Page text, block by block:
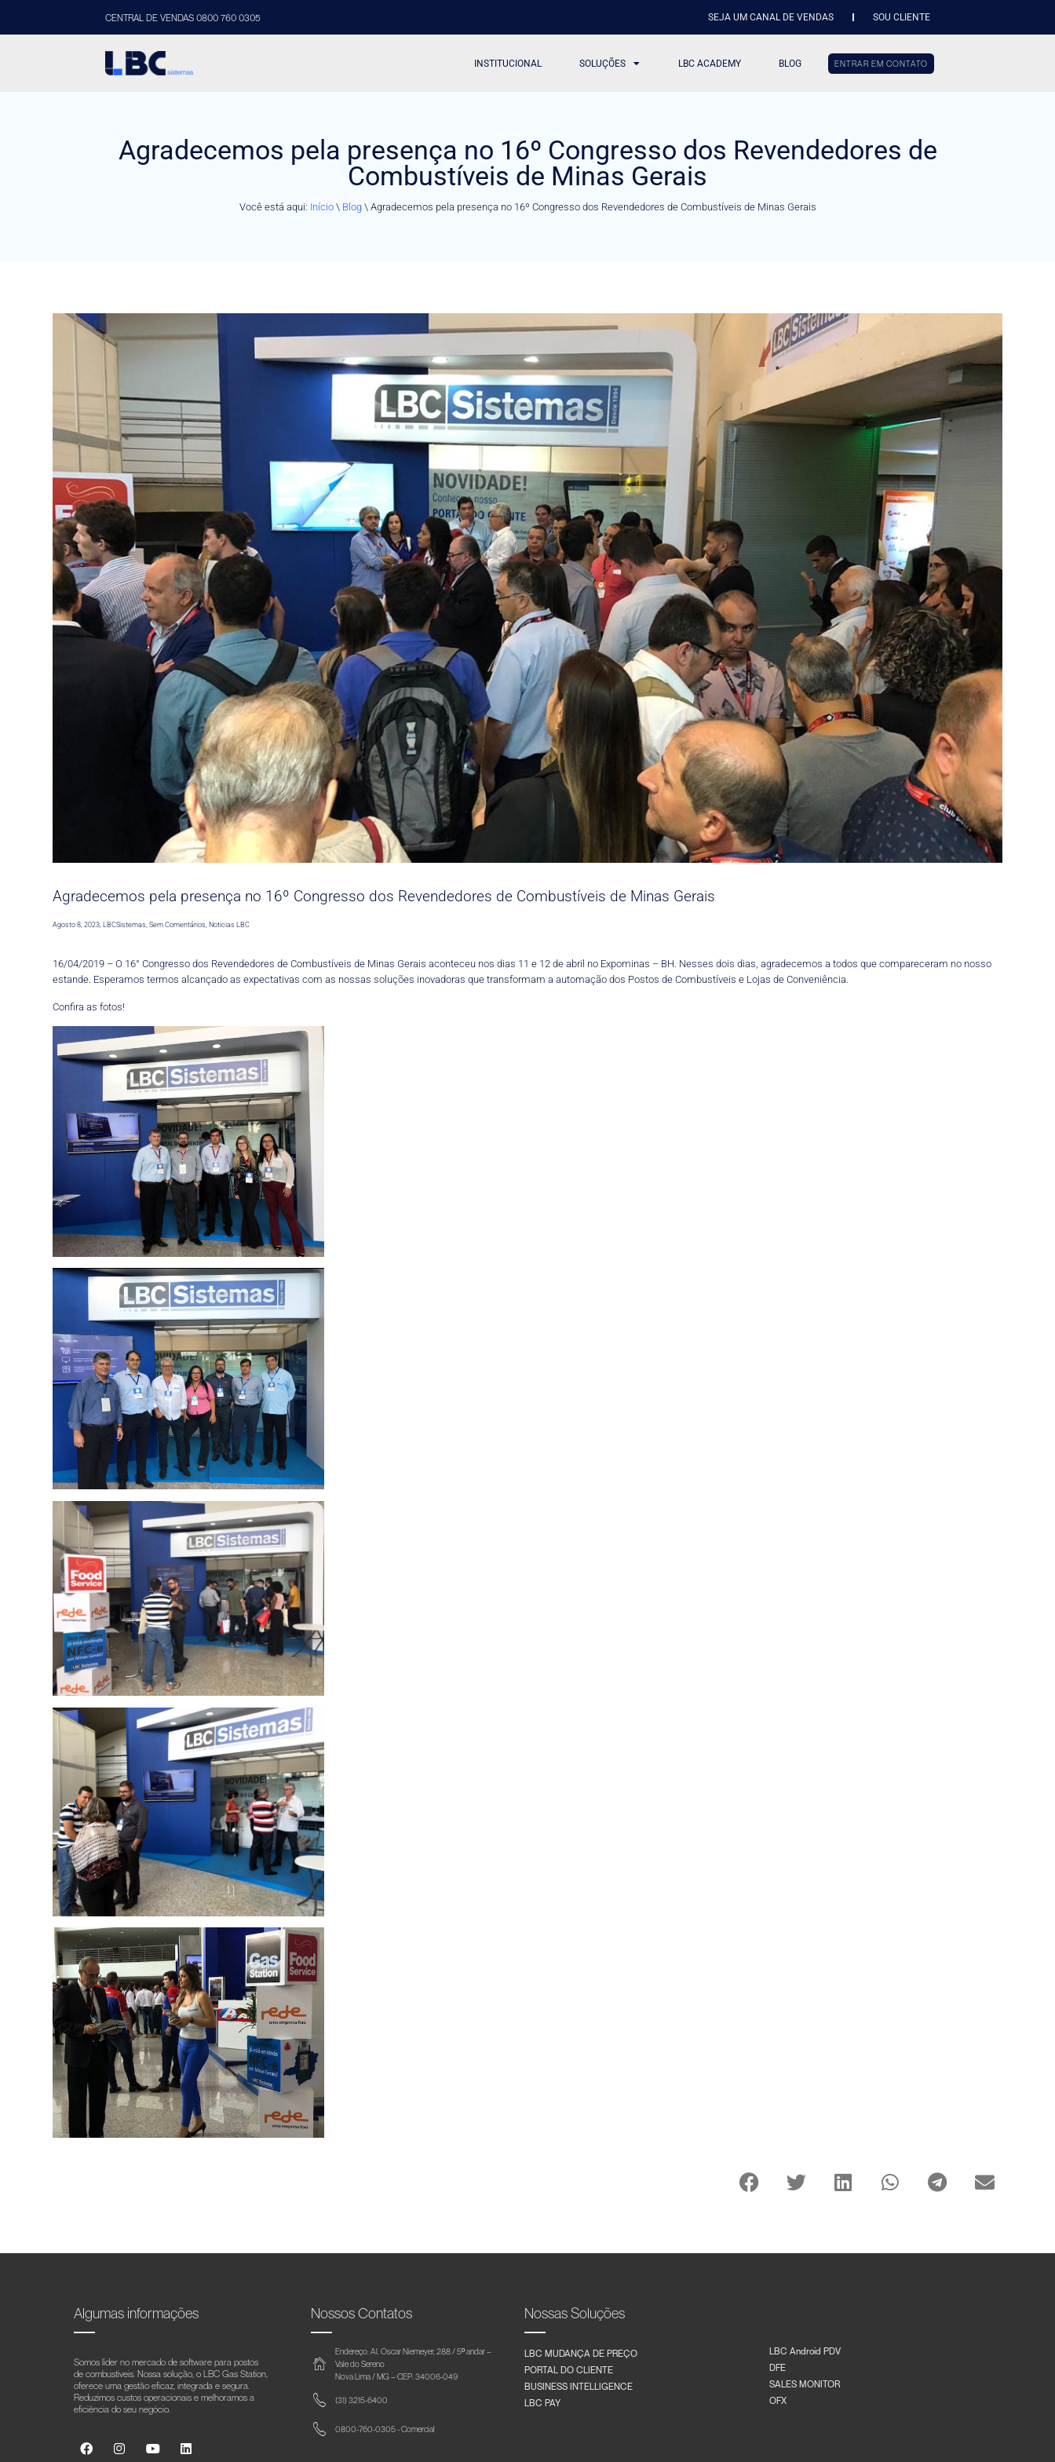
CENTRAL DE VENDAS 0800 760 0305 SEJA UM CANAL DE VENDAS SOU CLIENTE
INSTITUCIONAL SOLUÇÕES LBC ACADEMY BLOG ENTRAR EM CONTATO
Agradecemos pela presença no 16º Congresso dos Revendedores de
Combustíveis de Minas Gerais
Você está aqui: Início\ Blog\ Agradecemos pela presença no 16º Congresso dos Revendedores de Combustíveis de Minas Gerais
Agradecemos pela presença no 16º Congresso dos Revendedores de Combustíveis de Minas Gerais
Agosto 8, 2023 ,LBCSistemas Sem Comentários Noticias LBC
16/04/2019 – O 16° Congresso dos Revendedores de Combustíveis de Minas Gerais aconteceu nos dias 11 e 12 de abril no Expominas – BH. Nesses dois dias, agradecemos a todos que compareceram no nosso
estande. Esperamos termos alcançado as expectativas com as nossas soluções inovadoras que transformam a automação dos Postos de Combustíveis e Lojas de Conveniência.
Confira as fotos!
Algumas informações
Somos líder no mercado de software para postos
de combustíveis. Nossa solução, o LBC Gas Station,
oferece uma gestão eficaz, integrada e segura.
Reduzimos custos operacionais e melhoramos a
eficiência do seu negócio.
Nossos Contatos
Endereço: Al. Oscar Niemeyer, 288 / 5º andar –
Vale do Sereno
Nova Lima / MG – CEP: 34006-049
(31) 3215-6400
0800-760-0305 - Comercial
Nossas Soluções
LBC MUDANÇA DE PREÇO
PORTAL DO CLIENTE
BUSINESS INTELLIGENCE
LBC PAY
LBC Android PDV
DFE
SALES MONITOR
OFX